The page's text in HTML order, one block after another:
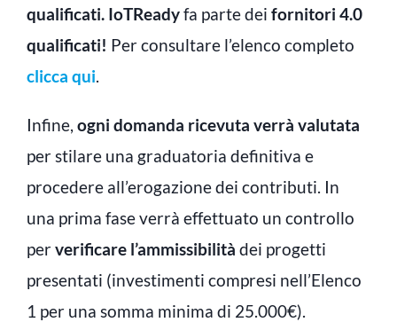
qualificati. IoTReadyfa parte dei fornitori 4.0
qualificati! Per consultare l’elenco completo
clicca qui.
Infine, ogni domanda ricevuta verrà valutata
per stilare una graduatoria definitiva e
procedere all’erogazione dei contributi. In
una prima fase verrà effettuato un controllo
perverificare l’ammissibilità dei progetti
presentati (investimenti compresi nell’Elenco
1 per una somma minima di 25.000€).